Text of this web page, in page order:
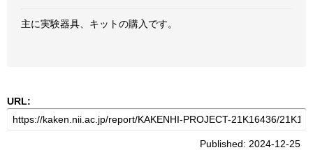
主に実験器具、キットの購入です。
URL:
Published: 2024-12-25